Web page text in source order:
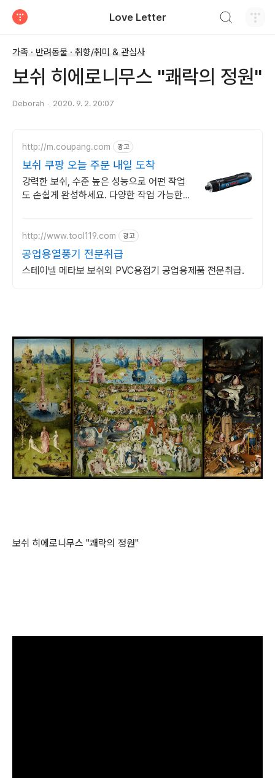
Love Letter
가족 · 반려동물 · 취향/취미 & 관심사
보쉬 히에로니무스 "쾌락의 정원"
Deborah 2020. 9. 2. 20:07
http://m.coupang.com 광고
보쉬 쿠팡 오늘 주문 내일 도착
강력한 보쉬, 수준 높은 성능으로 어떤 작업
도 손쉽게 완성하세요. 다양한 작업 가능한
http://www.tool119.com 광고
공업용열풍기 전문취급
스테이넬 메타보 보쉬외 PVC용접기 공업용제품 전문취급.
보쉬 히에로니무스 "쾌락의 정원"